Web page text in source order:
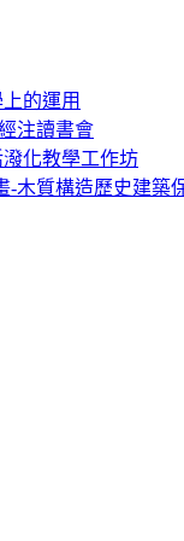
的運用
注讀書會
化教學工作坊
-木質構造歷史建築